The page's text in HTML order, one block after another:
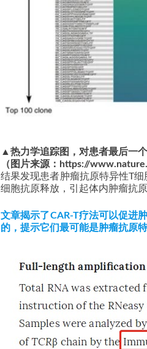
▲ 热力学追踪图，对患者最后一
（图片来源：https://
结果发现患者肿瘤抗原特异性T
细胞抗原释放，引起体内肿瘤抗
文章揭示了CAR-T疗法可以促进
的，提示它们最可能是肿瘤抗原